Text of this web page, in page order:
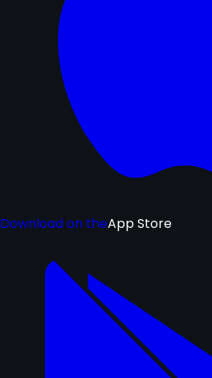
Download on theApp Store